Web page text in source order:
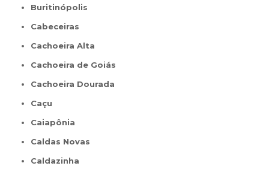
Buritinópolis
Cabeceiras
Cachoeira Alta
Cachoeira de Goiás
Cachoeira Dourada
Caçu
Caiapônia
Caldas Novas
Caldazinha